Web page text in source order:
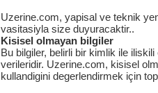
Uzerine.com, yapisal ve teknik
vasitasiyla size duyuracaktir..
Kisisel olmayan bilgiler
Bu bilgiler, belirli bir kimlik ile
verileridir. Uzerine.com, kisisel
kullandigini degerlendirmek için